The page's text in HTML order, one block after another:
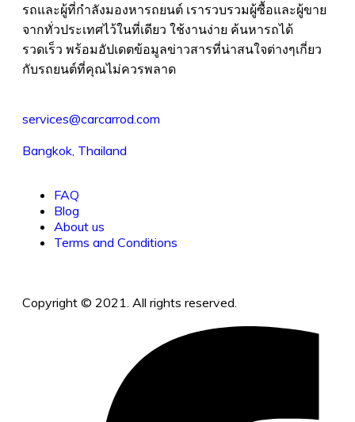
รถและผู้ที่กำลังมองหารถยนต์ เรารวบรวมผู้ซื้อและผู้ขาย
จากทั่วประเทศไว้ในที่เดียว ใช้งานง่าย ค้นหารถได้
รวดเร็ว พร้อมอัปเดตข้อมูลข่าวสารที่น่าสนใจต่างๆเกี่ยว
กับรถยนต์ที่คุณไม่ควรพลาด
services@carcarrod.com
Bangkok, Thailand
FAQ
Blog
About us
Terms and Conditions
Copyright © 2021. All rights reserved.